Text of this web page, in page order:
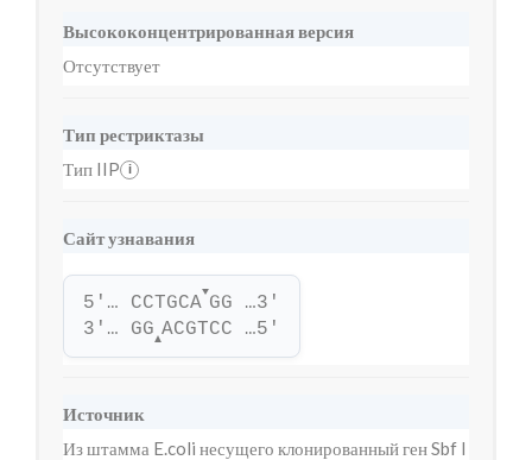
Высококонцентрированная версия
Отсутствует
Тип рестриктазы
Тип IIP
i
Сайт узнавания
5'… CCTGCA
▼
GG …3'
3'… GG▲ACGTCC …5'
Источник
Из штамма E.coli несущего клонированный ген Sbf I